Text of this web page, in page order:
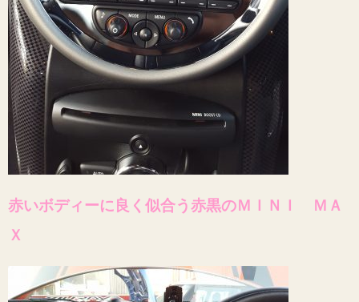
赤いボディーに良く似合う赤黒のＭＩＮＩ ＭＡ
Ｘ